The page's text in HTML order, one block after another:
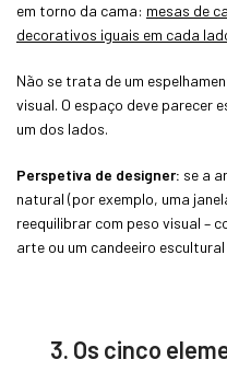
em torno da cama: mesas de
decorativos iguais em cada
Não se trata de um
visual. O espaço deve parecer
um dos lados.
Perspetiva de designer: se a
natural (por exemplo, uma
reequilibrar com peso visual –
arte ou um candeeiro
3. Os cinco